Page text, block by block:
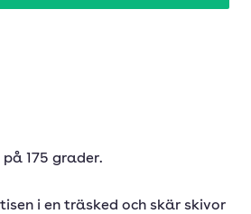
på 175 grader.
i en träsked och skär skivor